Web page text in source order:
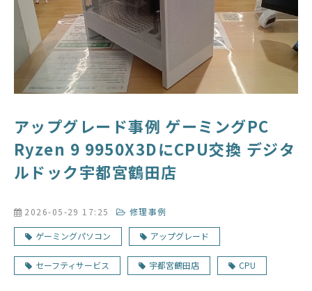
アップグレード事例 ゲーミングPC
Ryzen 9 9950X3DにCPU交換 デジタ
ルドック宇都宮鶴田店
2026-05-29 17:25 修理事例
ゲーミングパソコン アップグレード
セーフティサービス 宇都宮鶴田店 CPU